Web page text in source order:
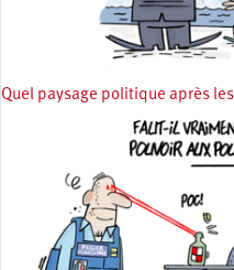
Quel paysage politique après